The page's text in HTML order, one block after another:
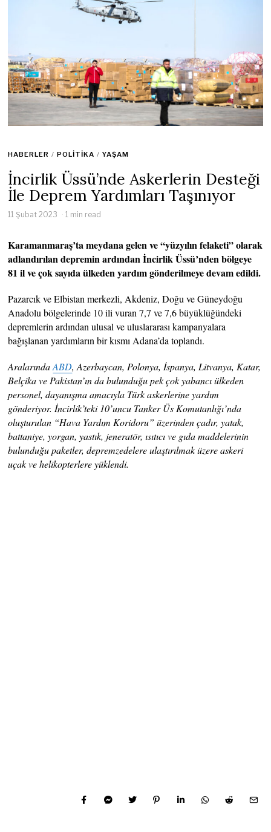
HABERLER / POLITIKA / YAŞAM
İncirlik Üssü’nde Askerlerin Desteği
İle Deprem Yardımları Taşınıyor
11 Şubat 2023 1 min read
Karamanmaraş’ta meydana gelen ve “yüzyılın felaketi” olarak
adlandırılan depremin ardından İncirlik Üssü’nden bölgeye
81 il ve çok sayıda ülkeden yardım gönderilmeye devam edildi.
Pazarcık ve Elbistan merkezli, Akdeniz, Doğu ve Güneydoğu
Anadolu bölgelerinde 10 ili vuran 7,7 ve 7,6 büyüklüğündeki
depremlerin ardından ulusal ve uluslararası kampanyalara
bağışlanan yardımların bir kısmı Adana’da toplandı.
AralarındaABD, Azerbaycan, Polonya, İspanya, Litvanya, Katar,
Belçika ve Pakistan’ın da bulunduğu pek çok yabancı ülkeden
personel, dayanışma amacıyla Türk askerlerine yardım
gönderiyor. İncirlik’teki 10’uncu Tanker Üs Komutanlığı’nda
oluşturulan “Hava Yardım Koridoru” üzerinden çadır, yatak,
battaniye, yorgan, yastık, jeneratör, ısıtıcı ve gıda maddelerinin
bulunduğu paketler, depremzedelere ulaştırılmak üzere askeri
uçak ve helikopterlere yüklendi.